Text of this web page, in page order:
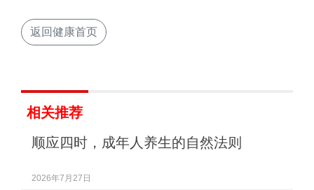
返回健康首页
相关推荐
顺应四时，成年人养生的自然法则
2026年7月27日